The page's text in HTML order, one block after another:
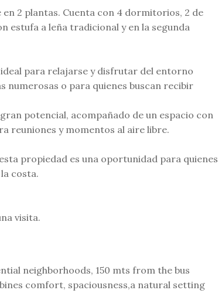
2 plantas. Cuenta con 4 dormitorios, 2 de
estufa a leña tradicional y en la segunda
para relajarse y disfrutar del entorno
o para quienes buscan recibir
potencial, acompañado de un espacio con
reuniones y momentos al aire libre.
propiedad es una oportunidad para quienes
costa.
visita.
neighborhoods, 150 mts from the bus
comfort, spaciousness,a natural setting